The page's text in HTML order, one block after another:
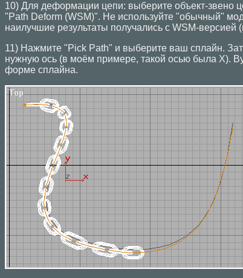
10) Для деформации цепи: выберите объект-звено
"Path Deform (WSM)". Не используйте "обычный"
наилучшие результаты получались с WSM-
11) Нажмите "Pick Path" и выберите ваш сплайн.
нужную ось (в моём примере, такой осью была X).
форме сплайна.